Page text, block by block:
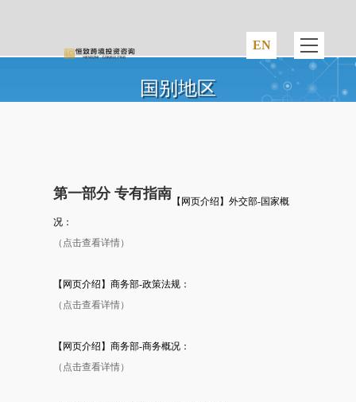
国别地区
第一部分 专有指南 【网页介绍】外交部-国家概
况：
（点击查看详情）
【网页介绍】商务部-政策法规：
（点击查看详情）
【网页介绍】商务部-商务概况：
（点击查看详情）